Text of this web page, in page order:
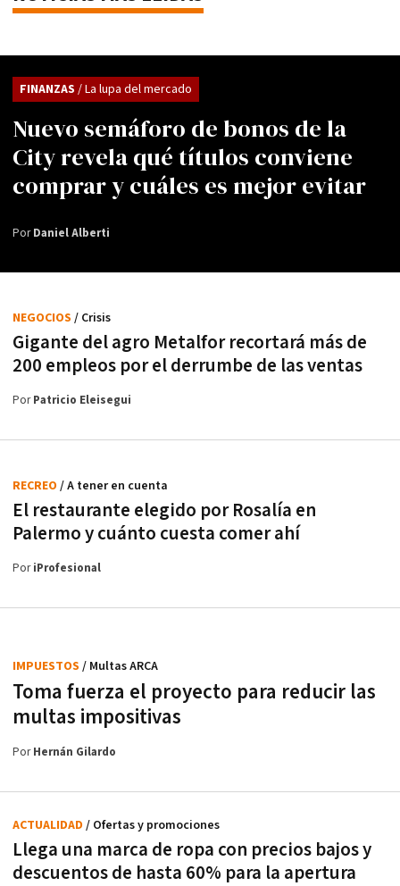
Nuevo semáforo de bonos de la
City revela qué títulos conviene
comprar y cuáles es mejor evitar
FINANZAS / La lupa del mercado
PorDaniel Alberti
Gigante del agro Metalfor recortará más de
200 empleos por el derrumbe de las ventas
NEGOCIOS / Crisis
PorPatricio Eleisegui
El restaurante elegido por Rosalía en
Palermo y cuánto cuesta comer ahí
RECREO / A tener en cuenta
PoriProfesional
Toma fuerza el proyecto para reducir las
multas impositivas
IMPUESTOS / Multas ARCA
PorHernán Gilardo
Llega una marca de ropa con precios bajos y
descuentos de hasta 60% para la apertura
ACTUALIDAD / Ofertas y promociones